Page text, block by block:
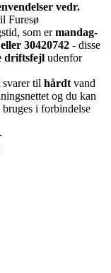
vedr.
Furesø
som ermandag-
30420742 - disse
driftsfejl udenfor
til hårdt vand
og du kan
i forbindelse